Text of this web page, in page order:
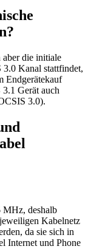
aber die initiale
Kanal stattfindet,
Endgerätekauf
Gerät auch
3.0).
MHz, deshalb
Kabelnetz
da sie sich in
Internet und Phone